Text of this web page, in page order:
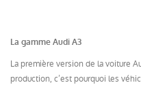
La gamme Audi A3
La première version de la voiture
production, c’est pourquoi les